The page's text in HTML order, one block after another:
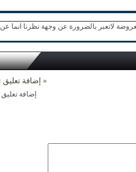
لاتعبر بالضرورة عن وجهة نظرنا انما عن
« إضافة تعليق »
إضافة تعليق